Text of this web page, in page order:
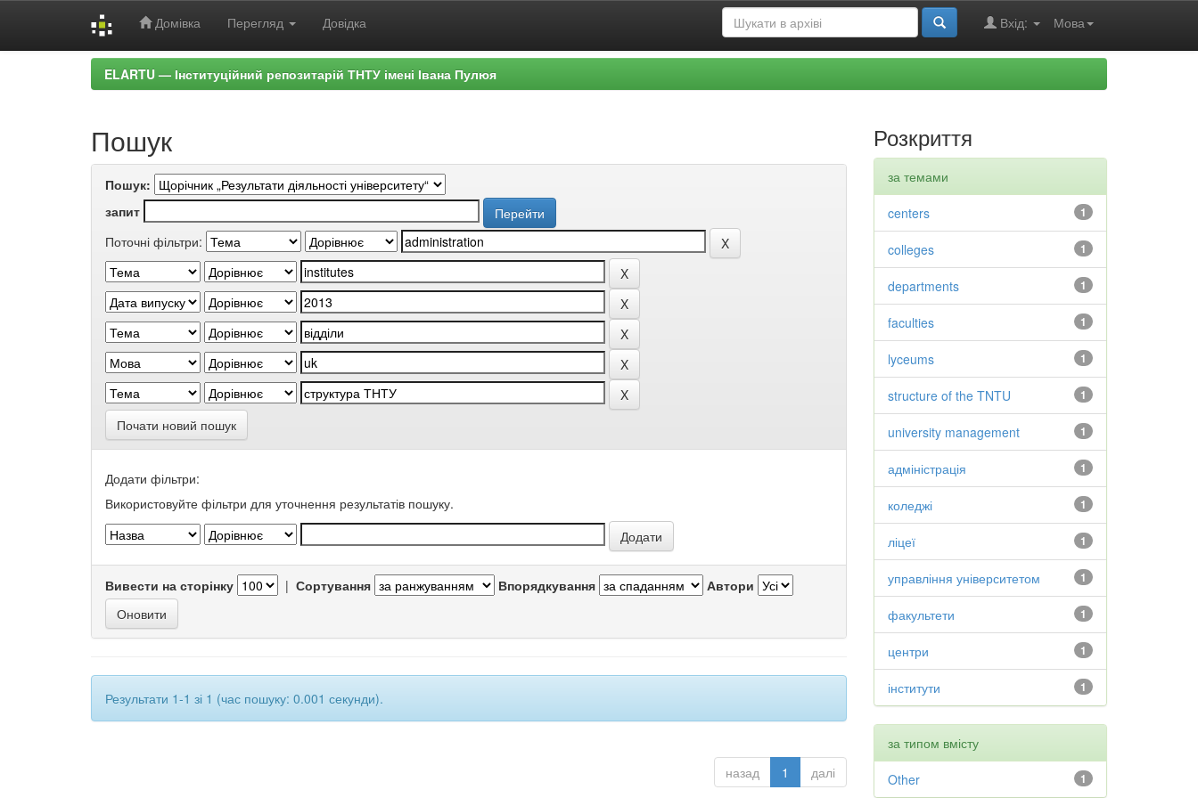
Домівка Перегляд Довідка Мова
Вхід:
ELARTU — Інституційний репозитарій ТНТУ імені Івана Пулюя
Пошук
Пошук:
запит
Поточні фільтри:
Почати новий пошук
Додати фільтри:
Використовуйте фільтри для уточнення результатів пошуку.
Вивести на сторінку | Сортування Впорядкування Автори
Результати 1-1 зі 1 (час пошуку: 0.001 секунди).
назад 1 далі
Розкриття
за темами
1
centers
1
colleges
1
departments
1
faculties
1
lyceums
1
structure of the TNTU
1
university management
1
адміністрація
1
коледжі
1
ліцеї
1
управління університетом
1
факультети
1
центри
1
інститути
за типом вмісту
1
Other